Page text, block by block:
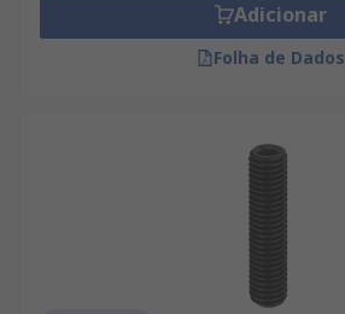
Adicionar
Folha de Dados